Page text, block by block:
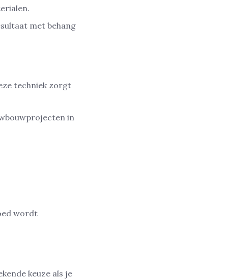
met behang
techniek zorgt
in
wordt
keuze als je